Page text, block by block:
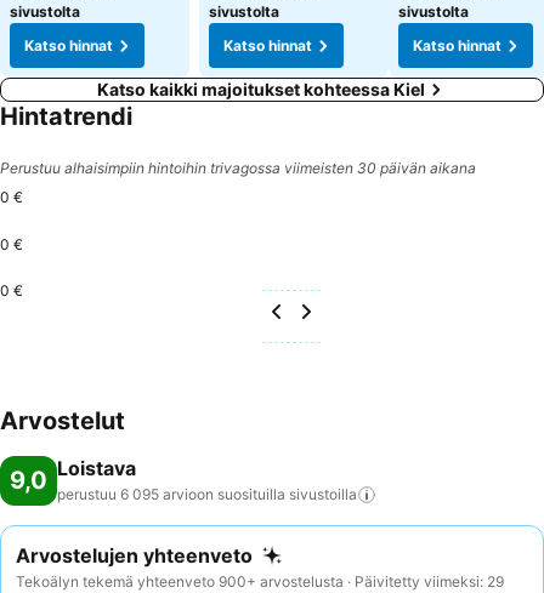
sivustolta
Katso hinnat
sivustolta
Katso hinnat
sivustolta
Katso hinnat
Katso kaikki majoitukset kohteessa Kiel
Hintatrendi
Perustuu alhaisimpiin hintoihin trivagossa viimeisten 30 päivän aikana
0 €
0 €
0 €
Arvostelut
9,0 Loistava
perustuu 6 095 arvioon suosituilla sivustoilla
Arvostelujen yhteenveto
Tekoälyn tekemä yhteenveto 900+ arvostelusta · Päivitetty viimeksi: 29